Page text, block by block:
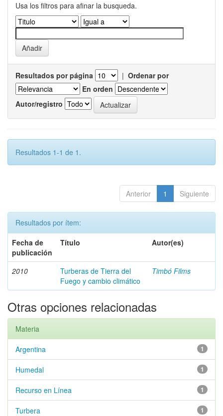
Usa los filtros para afinar la busqueda.
Resultados por página | Ordenar por
En orden
Autor/registro
Resultados 1-1 de 1.
Anterior 1 Siguiente
Resultados por ítem:
Fecha de
publicación
Título Autor(es)
2010
Turberas de Tierra del
Fuego y cambio climático
Timbó Films
Otras opciones relacionadas
Materia
1
Argentina
1
Humedal
1
Recurso en Línea
1
Turbera